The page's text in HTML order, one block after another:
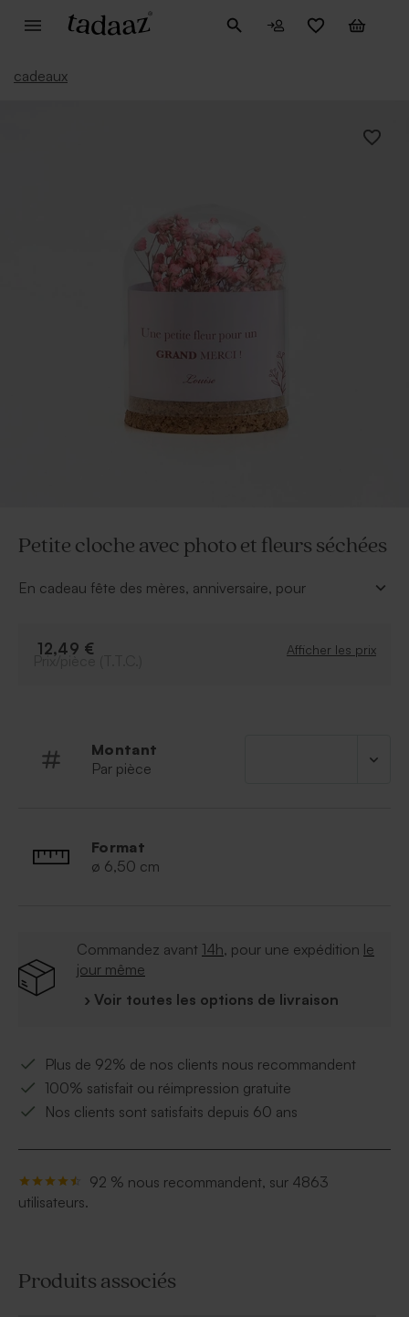
cadeaux
Petite cloche avec photo et fleurs séchées
En cadeau fête des mères, anniversaire, pour
parfait.
12,49 € Afficher les prix
Montant
Par pièce
Format
ø 6,50 cm
Commandez avant 14h, pour une expédition le
jour même
› Voir toutes les options de livraison
Plus de 92% de nos clients nous recommandent
100% satisfait ou réimpression gratuite
Nos clients sont satisfaits depuis 60 ans
92 % nous recommandent, sur 4863
utilisateurs.
Produits associés